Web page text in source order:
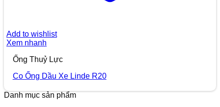
Add to wishlist
Xem nhanh
Ống Thuỷ Lực
Co Ống Dầu Xe Linde R20
Danh mục sản phẩm